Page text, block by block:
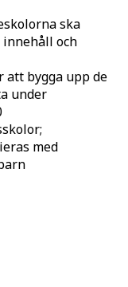
ska
och
upp de
under
med